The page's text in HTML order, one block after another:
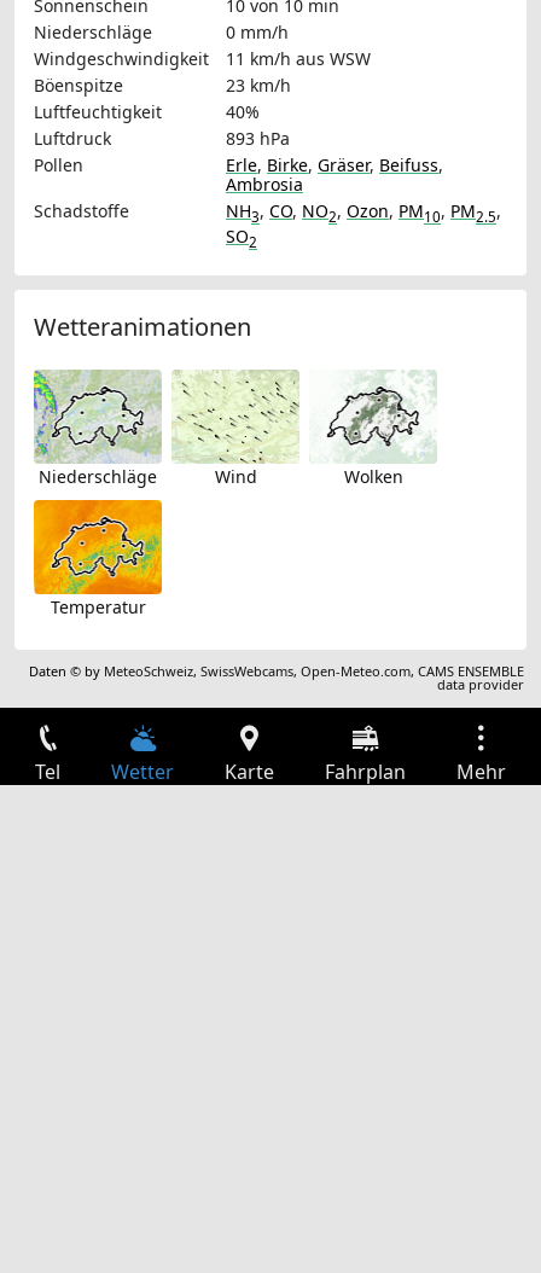
Sonnenschein
10 von 10 min
Niederschläge
0 mm/h
Windgeschwindigkeit
11 km/h aus WSW
Böenspitze
23 km/h
Luftfeuchtigkeit
40%
Luftdruck
893 hPa
Pollen
Erle, Birke, Gräser, Beifuss,
Ambrosia
Schadstoffe
NH3, CO, NO2, Ozon, PM10, PM2.5,
SO2
Wetteranimationen
Niederschläge Wind Wolken
Temperatur
Daten © by MeteoSchweiz,SwissWebcams,Open-Meteo.com,CAMS ENSEMBLE
data provider
Tel Wetter Karte Fahrplan Mehr